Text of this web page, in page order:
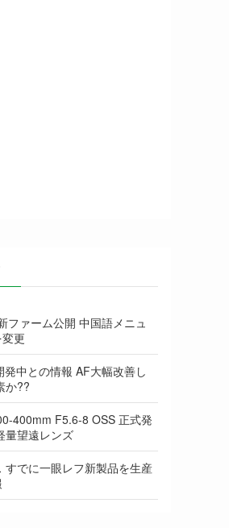
ファーム公開 中国語メニュ
更
発中との情報 AF大幅改善し
か??
400mm F5.6-8 OSS 正式発
量望遠レンズ
すでに一眼レフ新製品を生産